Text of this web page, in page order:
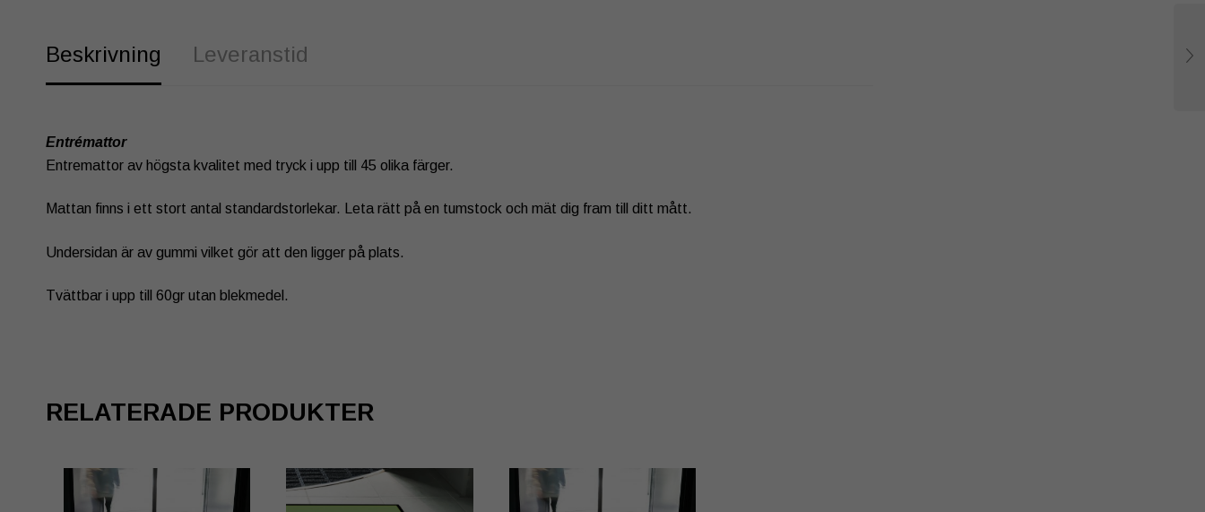
Beskrivning Leveranstid
Entrémattor
Entremattor av högsta kvalitet med tryck i upp till 45 olika färger.
Mattan finns i ett stort antal standardstorlekar. Leta rätt på en tumstock och mät dig fram till ditt mått.
Undersidan är av gummi vilket gör att den ligger på plats.
Tvättbar i upp till 60gr utan blekmedel.
RELATERADE PRODUKTER